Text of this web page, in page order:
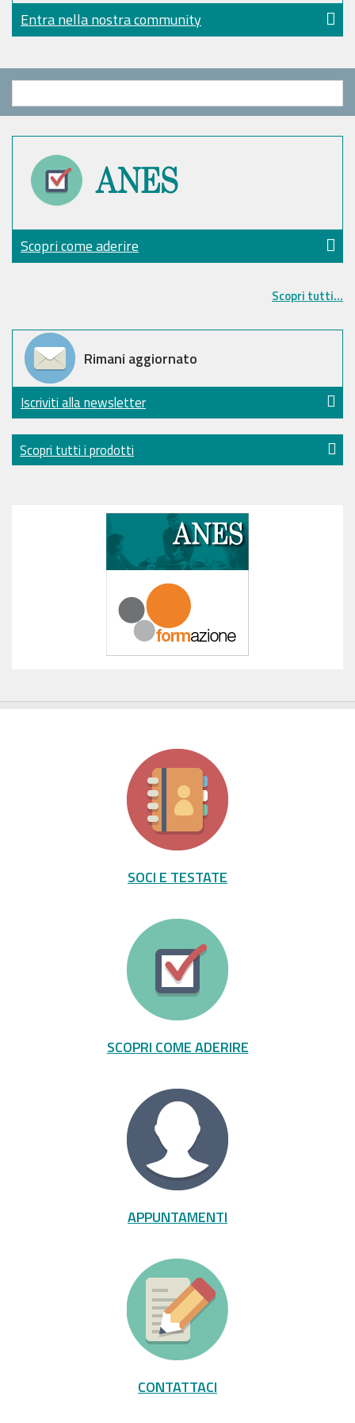
Entra nella nostra community
Scopri come aderire
Scopri tutti...
Rimani aggiornato
Iscriviti alla newsletter
Scopri tutti i prodotti
SOCI E TESTATE
SCOPRI COME ADERIRE
APPUNTAMENTI
CONTATTACI